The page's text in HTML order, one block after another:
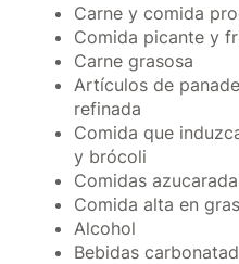
Carne y comida
Comida picante y
Carne grasosa
Artículos de
refinada
Comida que
y brócoli
Comidas
Comida alta en
Alcohol
Bebidas